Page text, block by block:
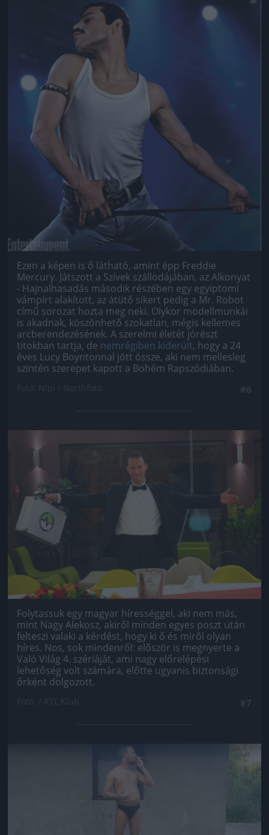
Jön még kép!
Ezen a képen is ő látható, amint épp Freddie
Mercury. Játszott a Szívek szállodájában, az Alkonyat
- Hajnalhasadás második részében egy egyiptomi
vámpírt alakított, az átütő sikert pedig a Mr. Robot
című sorozat hozta meg neki. Olykor modellmunkái
is akadnak, köszönhető szokatlan, mégis kellemes
arcberendezésének. A szerelmi életét jórészt
titokban tartja, de nemrégiben kiderült, hogy a 24
éves Lucy Boyntonnal jött össze, aki nem mellesleg
szintén szerepet kapott a Bohém Rapszódiában.
Folytassuk egy magyar hírességgel, aki nem más,
mint Nagy Alekosz, akiről minden egyes poszt után
felteszi valaki a kérdést, hogy ki ő és miről olyan
híres. Nos, sok mindenről: először is megnyerte a
Való Világ 4. szériáját, ami nagy előrelépési
lehetőség volt számára, előtte ugyanis biztonsági
őrként dolgozott.
Jön még kép!